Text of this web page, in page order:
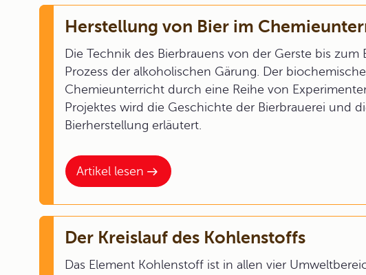
Artikel lesen
Herstellung von Bier im
Die Technik des Bierbrauens von der Gerste bis zum
Prozess der alkoholischen Gärung. Der
Chemieunterricht durch eine Reihe von
Projektes wird die Geschichte der Bierbrauerei und
Bierherstellung erläutert.
Der Kreislauf des Kohlenstoffs
Das Element Kohlenstoff ist in allen vier